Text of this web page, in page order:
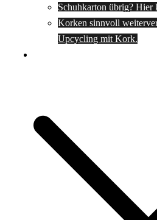
Schuhkarton übrig? Hier
Korken sinnvoll
Upcycling mit Kork.